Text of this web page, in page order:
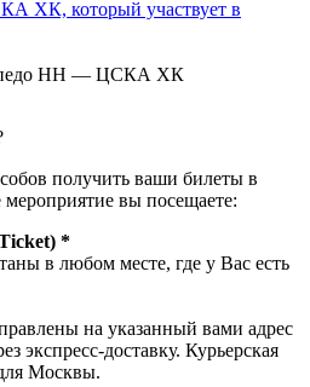
НН — ЦСКА ХК
получить ваши билеты в
мероприятие вы посещаете:
*
в любом месте, где у Вас есть
на указанный вами адрес
экспресс-доставку. Курьерская
Москвы.